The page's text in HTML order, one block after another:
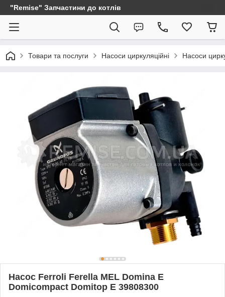
"Remise" Запчастини до котлів
Товари та послуги Насоси циркуляційні Насоси
Насос Ferroli Ferella MEL Domina E
Domicompact Domitop E 39808300